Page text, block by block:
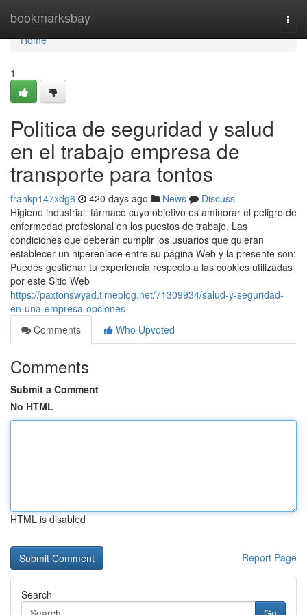
bookmarksbay
Home
Home
1
Politica de seguridad y salud
en el trabajo empresa de
transporte para tontos
frankp147xdg6 420 days ago News
Discuss
Higiene industrial: fármaco cuyo objetivo es aminorar el peligro de
enfermedad profesional en los puestos de trabajo. Las
condiciones que deberán cumplir los usuarios que quieran
establecer un hiperenlace entre su página Web y la presente son:
Puedes gestionar tu experiencia respecto a las cookies utilizadas
por este Sitio Web
https://paxtonswyad.timeblog.net/71309934/salud-y-seguridad-
en-una-empresa-opciones
Comments
Who Upvoted
Comments
Submit a Comment
No HTML
HTML is disabled
Report Page
Search